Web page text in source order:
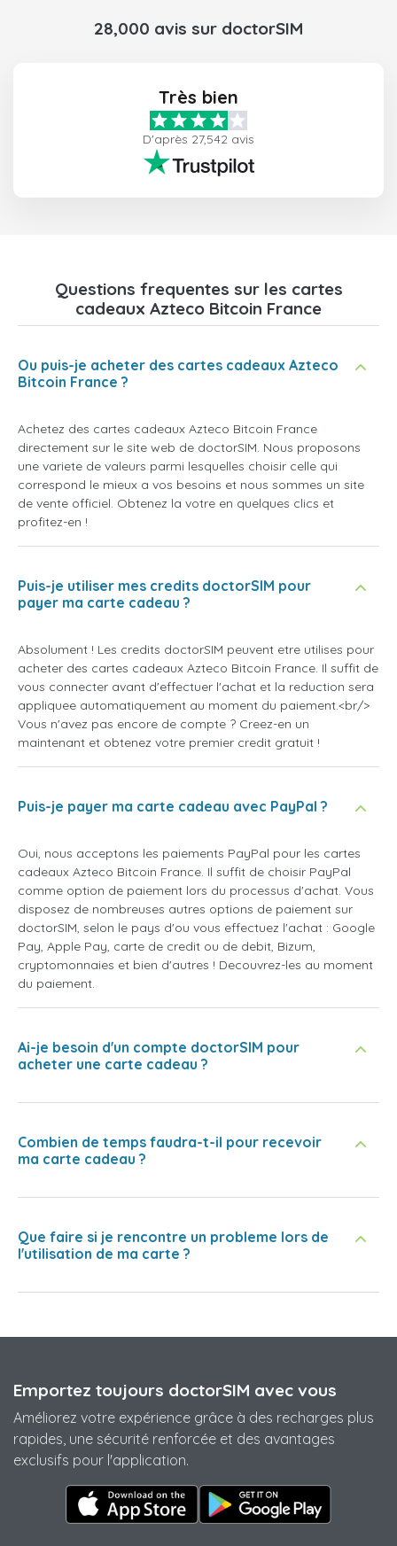
28,000 avis sur doctorSIM
Très bien
D'après 27,542 avis
Questions frequentes sur les cartes
cadeaux Azteco Bitcoin France
Ou puis-je acheter des cartes cadeaux Azteco
Bitcoin France ?
Achetez des cartes cadeaux Azteco Bitcoin France
directement sur le site web de doctorSIM. Nous proposons
une variete de valeurs parmi lesquelles choisir celle qui
correspond le mieux a vos besoins et nous sommes un site
de vente officiel. Obtenez la votre en quelques clics et
profitez-en !
Puis-je utiliser mes credits doctorSIM pour
payer ma carte cadeau ?
Absolument ! Les credits doctorSIM peuvent etre utilises pour
acheter des cartes cadeaux Azteco Bitcoin France. Il suffit de
vous connecter avant d'effectuer l'achat et la reduction sera
appliquee automatiquement au moment du paiement.<br/>
Vous n'avez pas encore de compte ? Creez-en un
maintenant et obtenez votre premier credit gratuit !
Puis-je payer ma carte cadeau avec PayPal ?
Oui, nous acceptons les paiements PayPal pour les cartes
cadeaux Azteco Bitcoin France. Il suffit de choisir PayPal
comme option de paiement lors du processus d'achat. Vous
disposez de nombreuses autres options de paiement sur
doctorSIM, selon le pays d'ou vous effectuez l'achat : Google
Pay, Apple Pay, carte de credit ou de debit, Bizum,
cryptomonnaies et bien d'autres ! Decouvrez-les au moment
du paiement.
Ai-je besoin d'un compte doctorSIM pour
acheter une carte cadeau ?
Combien de temps faudra-t-il pour recevoir
ma carte cadeau ?
Que faire si je rencontre un probleme lors de
l'utilisation de ma carte ?
Emportez toujours doctorSIM avec vous
Améliorez votre expérience grâce à des recharges plus
rapides, une sécurité renforcée et des avantages
exclusifs pour l'application.